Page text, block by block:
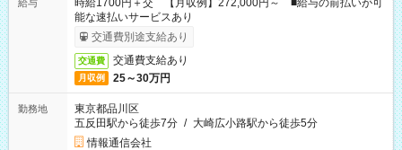
給与
時給1700円＋交 【月収例】272,000円～ ■給与の前払いが可
能な速払いサービスあり
交通費別途支給あり
交通費 交通費支給あり
月収例 25～30万円
勤務地
東京都品川区
五反田駅から徒歩7分 / 大崎広小路駅から徒歩5分
情報通信会社